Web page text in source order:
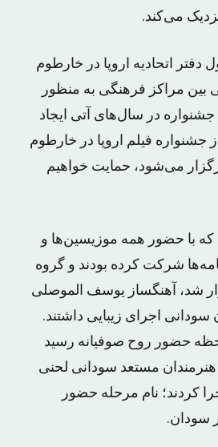
می‌کند.
اتحادیه اروپا در خارطوم
بین مراکز فرهنگی به منظور
جشنواره در سال‌های آتی ایجاد
جشنواره فیلم اروپا در خارطوم
می‌شود، حمایت خواهیم
که با حضور همه موزیسین‌ها و
شرکت کرده بودند و گروه
شد، آهنگساز یوسف الموصلی
اجرای زیبایی داشتند.
حضور روح صوفیانه رسید
هنرمندان مستعد سودانی لحنی
کردند؛ نام مرحله حضور
سودان.